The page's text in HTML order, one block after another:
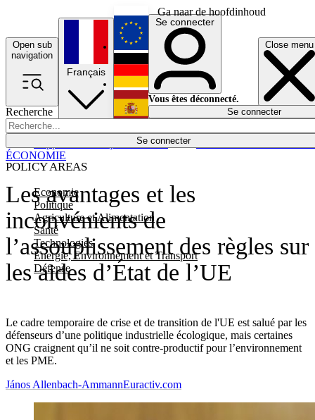
Ga naar de hoofdinhoud
Open sub
navigation
Close menu
Recherche
Se connecter
POLICY AREAS
Economie
Politique
Agriculture et Alimentation
Santé
Technologies
Energie, Environnement et Transport
Défense
Économie
Français
English
Deutsch
Español
Se connecter
Vous êtes déconnecté.
Se connecter
Les avantages et les
inconvénients de
l’assouplissement des règles sur
les aides d’État de l’UE
Le cadre temporaire de crise et de transition de l'UE est salué par les
défenseurs d’une politique industrielle écologique, mais certaines
ONG craignent qu’il ne soit contre-productif pour l’environnement
et les PME.
ÉCONOMIE
János Allenbach-AmmannEuractiv.com